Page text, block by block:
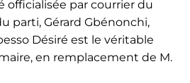
officialisée par courrier du
parti, Gérard Gbénonchi,
Désiré est le véritable
en remplacement de M.